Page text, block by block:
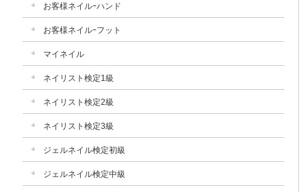
お客様ネイルｰハンド
お客様ネイルｰフット
マイネイル
ネイリスト検定1級
ネイリスト検定2級
ネイリスト検定3級
ジェルネイル検定初級
ジェルネイル検定中級